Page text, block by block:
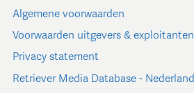
Algemene voorwaarden
Voorwaarden uitgevers & exploitanten
Privacy statement
Retriever Media Database - Nederland